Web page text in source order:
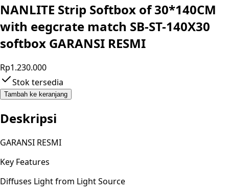
NANLITE Strip Softbox of 30*140CM
with eegcrate match SB-ST-140X30
softbox GARANSI RESMI
Rp1.230.000
Stok tersedia
Tambah ke keranjang
Deskripsi
GARANSI RESMI
Key Features
Diffuses Light from Light Source